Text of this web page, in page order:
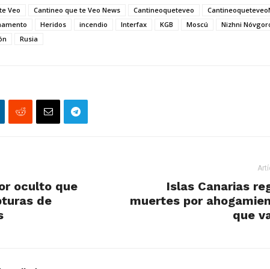
Veo Cantineo que te Veo News Cantineoqueteveo
Heridos incendio Interfax KGB Moscú
Nizhni
Rusia
oculto que
de
Islas Canarias
muertes por
que